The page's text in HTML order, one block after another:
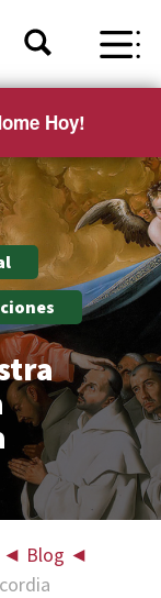
Hoy!
◄ Blog ◄